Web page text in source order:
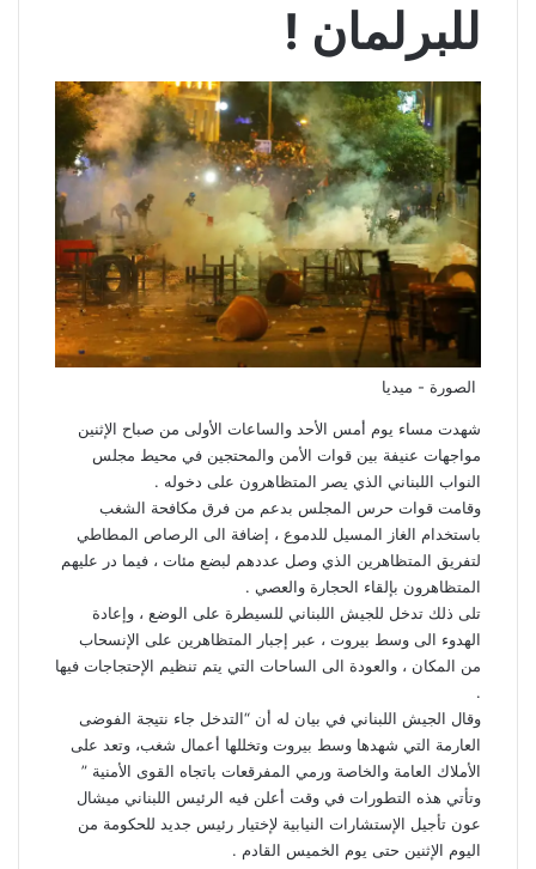
للبرلمان !
الصورة - ميديا
شهدت مساء يوم أمس الأحد والساعات الأولى من صباح الإثنين
مواجهات عنيفة بين قوات الأمن والمحتجين في محيط مجلس
النواب اللبناني الذي يصر المتظاهرون على دخوله .
وقامت قوات حرس المجلس بدعم من فرق مكافحة الشغب
باستخدام الغاز المسيل للدموع ، إضافة الى الرصاص المطاطي
لتفريق المتظاهرين الذي وصل عددهم لبضع مئات ، فيما در عليهم
المتظاهرون بإلقاء الحجارة والعصي .
تلى ذلك تدخل للجيش اللبناني للسيطرة على الوضع ، وإعادة
الهدوء الى وسط بيروت ، عبر إجبار المتظاهرين على الإنسحاب
من المكان ، والعودة الى الساحات التي يتم تنظيم الإحتجاجات فيها
.
وقال الجيش اللبناني في بيان له أن “التدخل جاء نتيجة الفوضى
العارمة التي شهدها وسط بيروت وتخللها أعمال شغب، وتعد على
الأملاك العامة والخاصة ورمي المفرقعات باتجاه القوى الأمنية ”
وتأتي هذه التطورات في وقت أعلن فيه الرئيس اللبناني ميشال
عون تأجيل الإستشارات النيابية لإختيار رئيس جديد للحكومة من
اليوم الإثنين حتى يوم الخميس القادم .